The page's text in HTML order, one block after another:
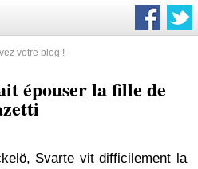
votre blog !
épouser la fille de
Svarte vit difficilement la